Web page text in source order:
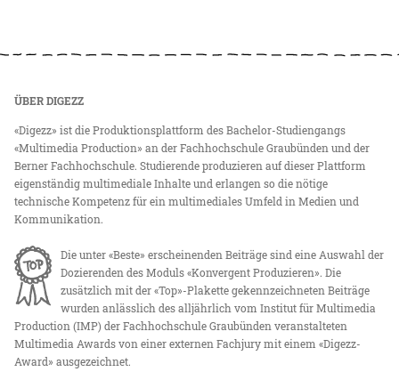
ÜBER DIGEZZ
«Digezz» ist die Produktionsplattform des Bachelor-Studiengangs
«Multimedia Production» an der Fachhochschule Graubünden und der
Berner Fachhochschule. Studierende produzieren auf dieser Plattform
eigenständig multimediale Inhalte und erlangen so die nötige
technische Kompetenz für ein multimediales Umfeld in Medien und
Kommunikation.
Die unter «Beste» erscheinenden Beiträge sind eine Auswahl der
Dozierenden des Moduls «Konvergent Produzieren». Die
zusätzlich mit der «Top»-Plakette gekennzeichneten Beiträge
wurden anlässlich des alljährlich vom Institut für Multimedia
Production (IMP) der Fachhochschule Graubünden veranstalteten
Multimedia Awards von einer externen Fachjury mit einem «Digezz-
Award» ausgezeichnet.